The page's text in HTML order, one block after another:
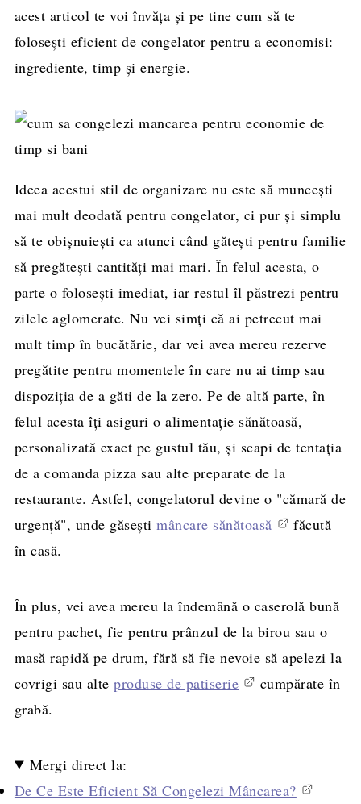
acest articol te voi învăța și pe tine cum să te
folosești eficient de congelator pentru a economisi:
ingrediente, timp și energie.
Ideea acestui stil de organizare nu este să muncești
mai mult deodată pentru congelator, ci pur și simplu
să te obișnuiești ca atunci când gătești pentru familie
să pregătești cantități mai mari. În felul acesta, o
parte o folosești imediat, iar restul îl păstrezi pentru
zilele aglomerate. Nu vei simți că ai petrecut mai
mult timp în bucătărie, dar vei avea mereu rezerve
pregătite pentru momentele în care nu ai timp sau
dispoziția de a găti de la zero. Pe de altă parte, în
felul acesta îți asiguri o alimentație sănătoasă,
personalizată exact pe gustul tău, și scapi de tentația
de a comanda pizza sau alte preparate de la
restaurante. Astfel, congelatorul devine o "cămară de
urgență", unde găseștimâncare sănătoasă
făcută
în casă.
În plus, vei avea mereu la îndemână o caserolă bună
pentru pachet, fie pentru prânzul de la birou sau o
masă rapidă pe drum, fără să fie nevoie să apelezi la
covrigi sau alteproduse de patiserie
cumpărate în
grabă.
Mergi direct la:
De Ce Este Eficient Să Congelezi Mâncarea?